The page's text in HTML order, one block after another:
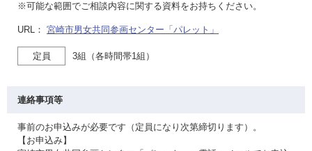
※可能な範囲でご相談内容に関する資料をお持ちください。
URL： 宮崎市男女共同参画センター「パレット」
定員 3組（各時間帯1組）
連絡事項等
事前のお申込みが必要です（定員になり次第締切ります）。
【お申込み】